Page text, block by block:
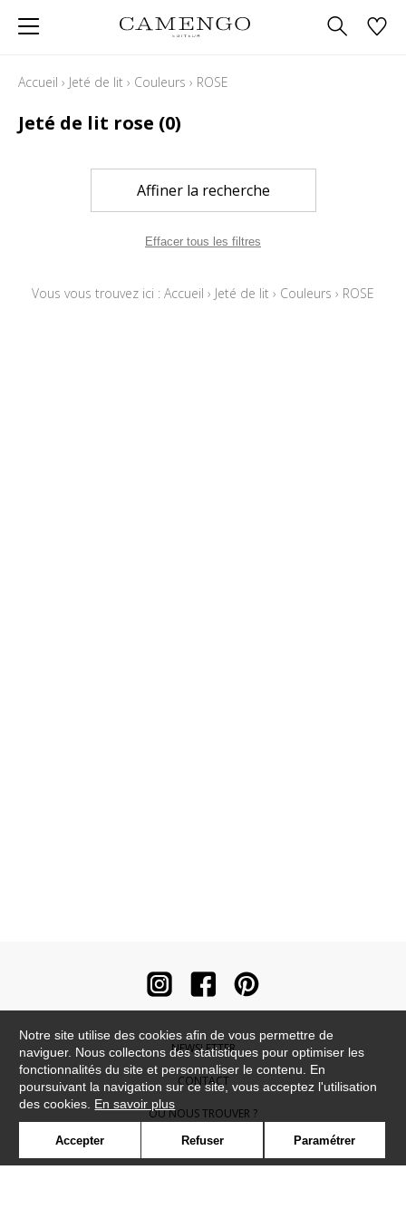
Accueil › Jeté de lit › Couleurs › ROSE
Jeté de lit rose (0)
Affiner la recherche
Effacer tous les filtres
Vous vous trouvez ici : Accueil › Jeté de lit › Couleurs › ROSE
NEWSLETTER
CONTACT
OÙ NOUS TROUVER ?
CONTRACT
Notre site utilise des cookies afin de vous permettre de
naviguer. Nous collectons des statistiques pour optimiser les
fonctionnalités du site et personnaliser le contenu. En
poursuivant la navigation sur ce site, vous acceptez l'utilisation
des cookies. En savoir plus
Accepter Refuser Paramétrer